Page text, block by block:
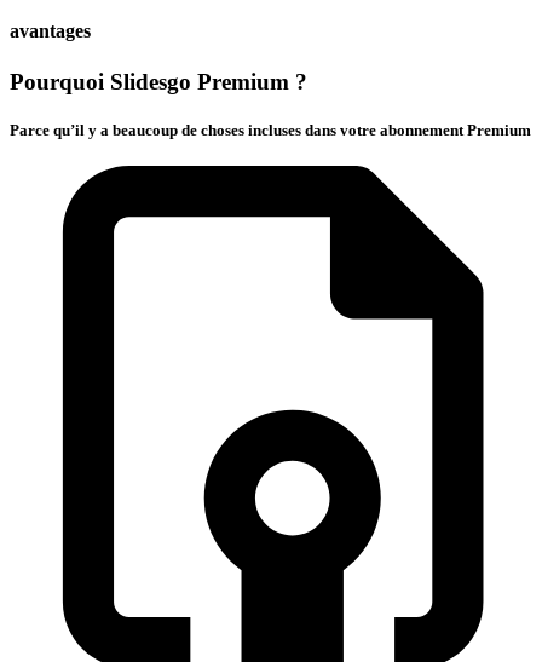
avantages
Pourquoi Slidesgo Premium ?
Parce qu’il y a beaucoup de choses incluses dans votre abonnement Premium